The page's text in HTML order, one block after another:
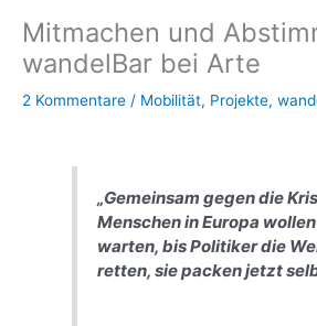
Mitmachen und
wandelBar bei Arte
2 Kommentare / Mobilität, Projekte,
„Gemeinsam gegen die
Menschen in Europa
warten, bis Politiker die
retten, sie packen jetzt